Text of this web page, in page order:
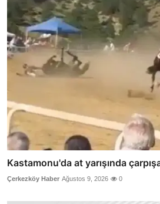
Kastamonu'da at yarışında
Çerkezköy Haber Ağustos 9, 2026 0